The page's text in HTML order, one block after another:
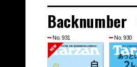
Backnumber
No. 931 No. 930